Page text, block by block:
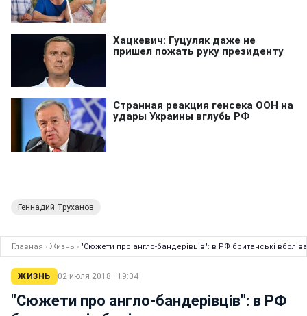
Геннадий Труханов
Главная › Жизнь › "Сюжети про англо-бандерівців": в РФ британські
ЖИЗНЬ 02 июля 2018 · 19:04
"Сюжети про англо-бандерівців": в РФ